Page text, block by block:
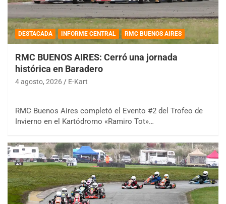
DESTACADA INFORME CENTRAL RMC BUENOS AIRES
RMC BUENOS AIRES: Cerró una jornada
histórica en Baradero
4 agosto, 2026 E-Kart
RMC Buenos Aires completó el Evento #2 del Trofeo de
Invierno en el Kartódromo «Ramiro Tot»…